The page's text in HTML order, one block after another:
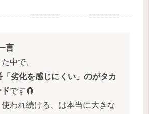
言
中で、
「劣化を感じにくい」のがタカ
です🧲
われ続ける、は本当に大きな